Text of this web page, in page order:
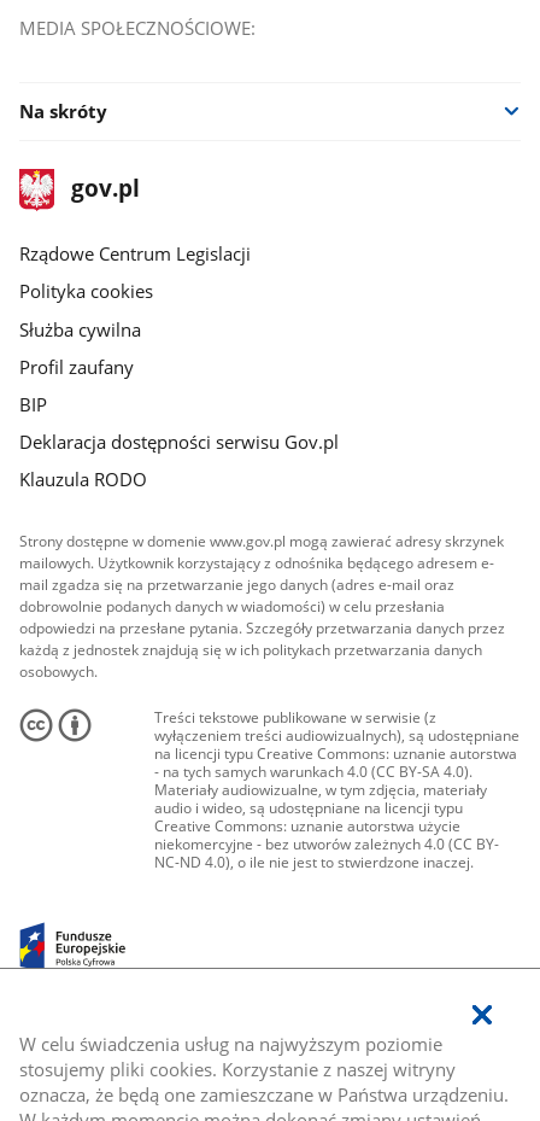
W celu świadczenia usług na najwyższym poziomie
stosujemy pliki cookies. Korzystanie z naszej witryny
oznacza, że będą one zamieszczane w Państwa urządzeniu.
MEDIA SPOŁECZNOŚCIOWE:
Na skróty
stopka
gov.plStrona
gov.pl
Rządowe Centrum Legislacji
Polityka cookies
Służba cywilna
Profil zaufany
BIP
Deklaracja dostępności serwisu Gov.pl
Klauzula RODO
Strony dostępne w domenie www.gov.pl mogą zawierać adresy skrzynek
mailowych. Użytkownik korzystający z odnośnika będącego adresem e-
mail zgadza się na przetwarzanie jego danych (adres e-mail oraz
dobrowolnie podanych danych w wiadomości) w celu przesłania
odpowiedzi na przesłane pytania. Szczegóły przetwarzania danych przez
każdą z jednostek znajdują się w ich politykach przetwarzania danych
osobowych.
Treści tekstowe publikowane w serwisie (z
wyłączeniem treści audiowizualnych), są udostępniane
na licencji typu Creative Commons: uznanie autorstwa
- na tych samych warunkach 4.0 (CC BY-SA 4.0).
Materiały audiowizualne, w tym zdjęcia, materiały
audio i wideo, są udostępniane na licencji typu
Creative Commons: uznanie autorstwa użycie
niekomercyjne - bez utworów zależnych 4.0 (CC BY-
NC-ND 4.0), o ile nie jest to stwierdzone inaczej.